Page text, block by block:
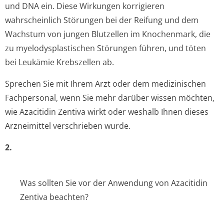
und DNA ein. Diese Wirkungen korrigieren
wahrscheinlich Störungen bei der Reifung und dem
Wachstum von jungen Blutzellen im Knochenmark, die
zu myelodysplastischen Störungen führen, und töten
bei Leukämie Krebszellen ab.
Sprechen Sie mit Ihrem Arzt oder dem medizinischen
Fachpersonal, wenn Sie mehr darüber wissen möchten,
wie Azacitidin Zentiva wirkt oder weshalb Ihnen dieses
Arzneimittel verschrieben wurde.
2.
Was sollten Sie vor der Anwendung von Azacitidin
Zentiva beachten?